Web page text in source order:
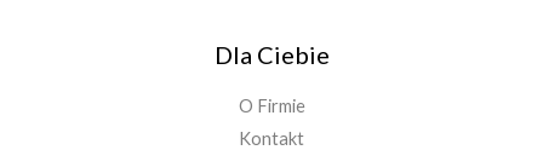
Dla Ciebie
O Firmie
Kontakt